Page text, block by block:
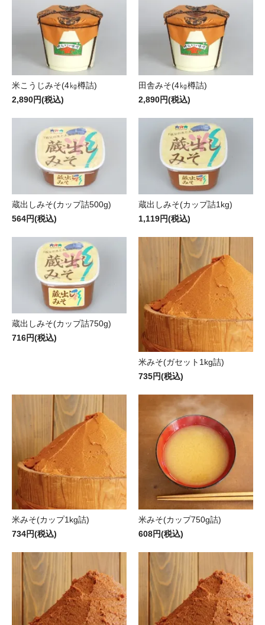
米こうじみそ(4㎏樽詰)
2,890円(税込)
田舎みそ(4㎏樽詰)
2,890円(税込)
蔵出しみそ(カップ詰500g)
564円(税込)
蔵出しみそ(カップ詰1kg)
1,119円(税込)
蔵出しみそ(カップ詰750g)
716円(税込)
米みそ(ガセット1kg詰)
735円(税込)
米みそ(カップ1kg詰)
734円(税込)
米みそ(カップ750g詰)
608円(税込)